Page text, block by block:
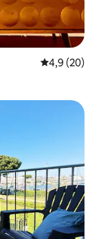
4,9 av 5 i
4,9 (20)